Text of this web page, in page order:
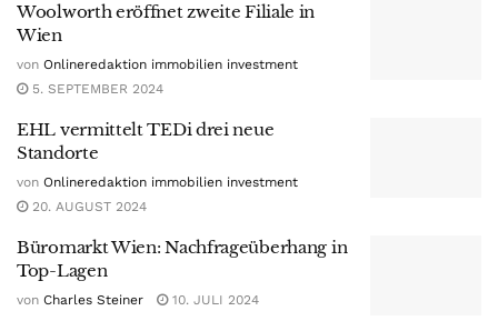
Woolworth eröffnet zweite Filiale in
Wien
von Onlineredaktion immobilien investment
5. SEPTEMBER 2024
EHL vermittelt TEDi drei neue
Standorte
von Onlineredaktion immobilien investment
20. AUGUST 2024
Büromarkt Wien: Nachfrageüberhang in
Top-Lagen
von Charles Steiner 10. JULI 2024